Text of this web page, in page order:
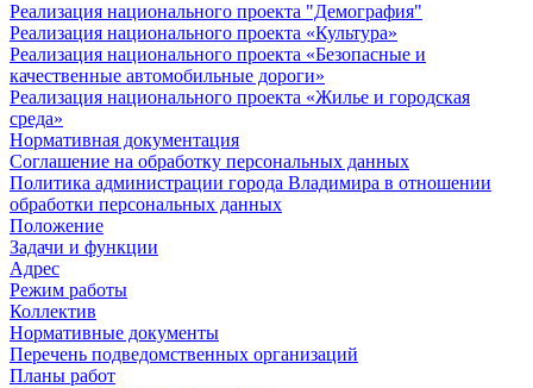
Реализация национального проекта "Демография"
Реализация национального проекта «Культура»
Реализация национального проекта «Безопасные и
качественные автомобильные дороги»
Реализация национального проекта «Жилье и городская
среда»
Нормативная документация
Соглашение на обработку персональных данных
Политика администрации города Владимира в отношении
обработки персональных данных
Положение
Задачи и функции
Адрес
Режим работы
Коллектив
Нормативные документы
Перечень подведомственных организаций
Планы работ